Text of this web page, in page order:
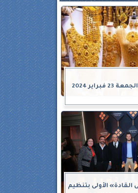
2024
القادة» الأولى بتنظيم